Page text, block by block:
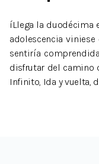
íLlega la duodécima
adolescencia
sentiría
disfrutar del camino
Infinito, Ida y vuelta,